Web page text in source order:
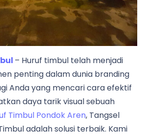
– Huruf timbul telah menjadi
penting dalam dunia branding
Anda yang mencari cara efektif
daya tarik visual sebuah
Timbul Pondok Aren, Tangsel
adalah solusi terbaik. Kami